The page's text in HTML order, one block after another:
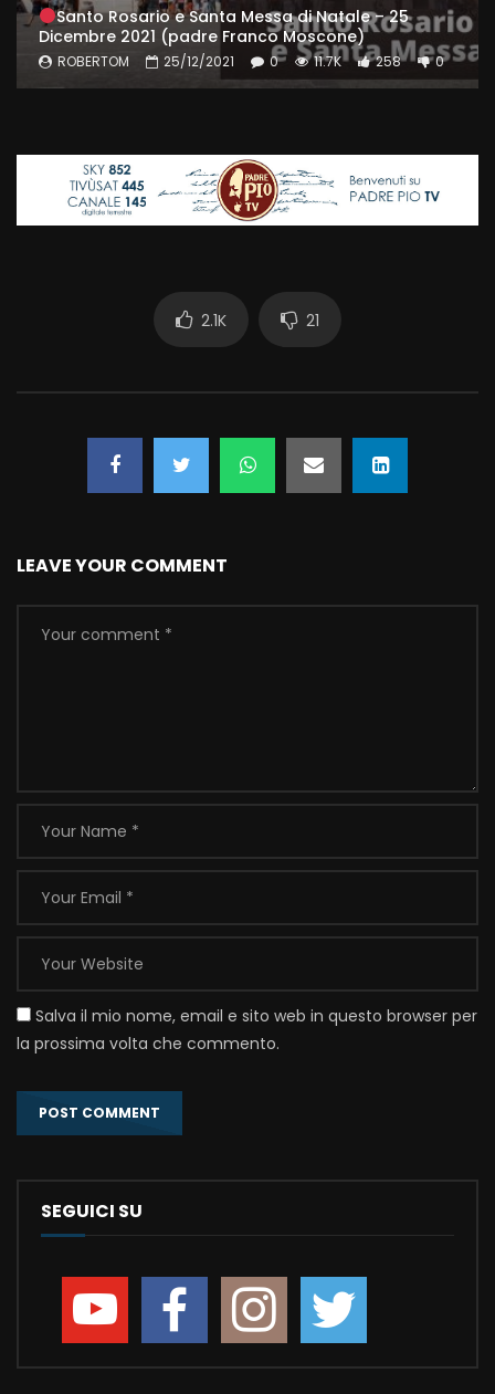
Santo Rosario e Santa Messa di Natale – 25
Dicembre 2021 (padre Franco Moscone)
ROBERTOM 25/12/2021 0 11.7K 258 0
2.1K 21
LEAVE YOUR COMMENT
Salva il mio nome, email e sito web in questo browser per
la prossima volta che commento.
SEGUICI SU